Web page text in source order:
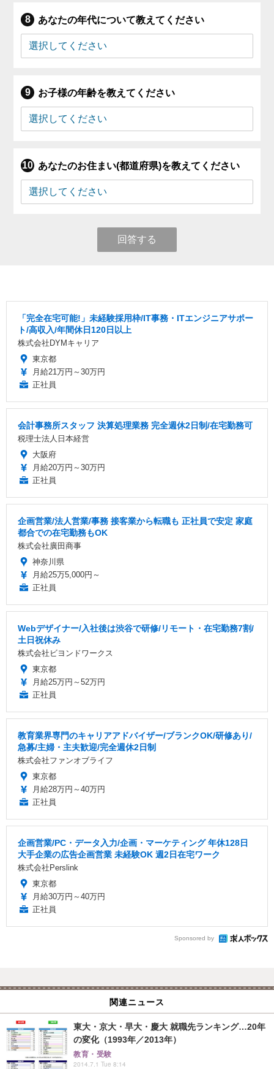
あなたの年代について教えてください
お子様の年齢を教えてください
あなたのお住まい(都道府県)を教えてください
回答する
「完全在宅可能!」未経験採用枠/IT事務・ITエンジニアサポー
ト/高収入/年間休日120日以上
株式会社DYMキャリア
東京都
月給21万円～30万円
正社員
会計事務所スタッフ 決算処理業務 完全週休2日制/在宅勤務可
税理士法人日本経営
大阪府
月給20万円～30万円
正社員
企画営業/法人営業/事務 接客業から転職も 正社員で安定 家庭
都合での在宅勤務もOK
株式会社廣田商事
神奈川県
月給25万5,000円～
正社員
Webデザイナー/入社後は渋谷で研修/リモート・在宅勤務7割/
土日祝休み
株式会社ビヨンドワークス
東京都
月給25万円～52万円
正社員
教育業界専門のキャリアアドバイザー/ブランクOK/研修あり/
急募/主婦・主夫歓迎/完全週休2日制
株式会社ファンオブライフ
東京都
月給28万円～40万円
正社員
企画営業/PC・データ入力/企画・マーケティング 年休128日
大手企業の広告企画営業 未経験OK 週2日在宅ワーク
株式会社Perslink
東京都
月給30万円～40万円
正社員
Sponsored by
関連ニュース
東大・京大・早大・慶大 就職先ランキング…20年
の変化（1993年／2013年）
教育・受験
2014.7.1 Tue 8:14